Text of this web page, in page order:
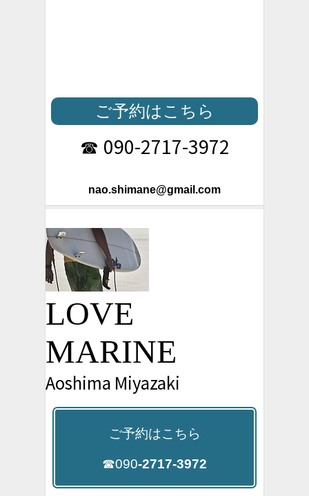
ご予約はこちら
☎ 090-2717-3972
nao.shimane@gmail.com
LOVE
MARINE
Aoshima Miyazaki
ご予約はこちら
☎090-2717-3972